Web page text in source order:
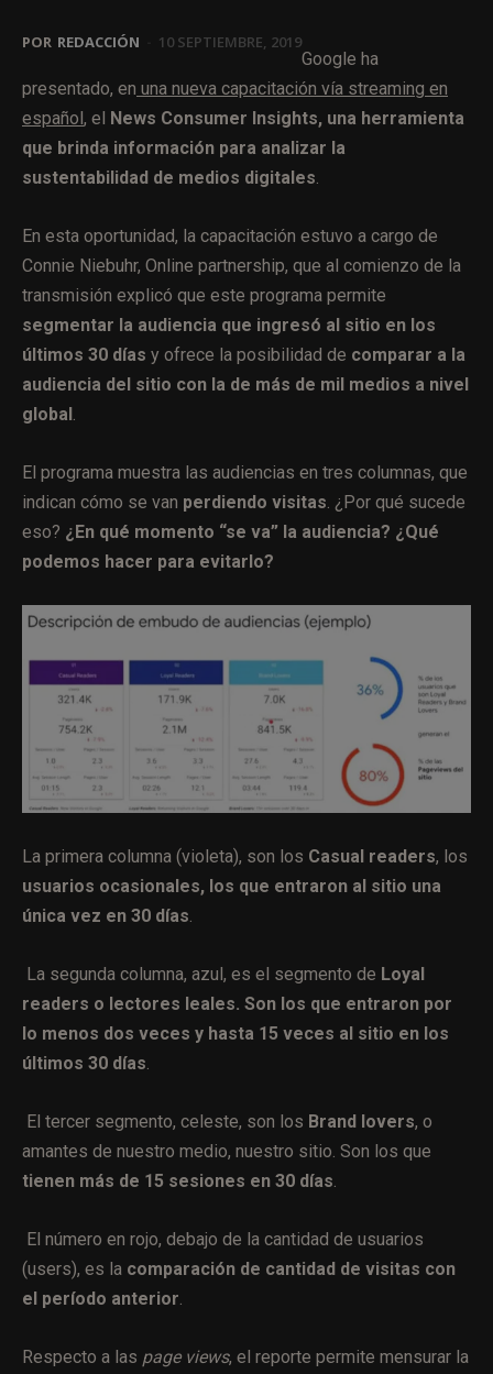
POR REDACCIÓN 10 SEPTIEMBRE, 2019
Google ha
presentado, en una nueva capacitación vía streaming en
español, el News Consumer Insights, una herramienta
que brinda información para analizar la
sustentabilidad de medios digitales
En esta oportunidad, la capacitación estuvo a cargo de
Connie Niebuhr, Online partnership, que al comienzo de la
transmisión explicó que este programa permite
segmentar la audiencia que ingresó al sitio en los
últimos 30 días y ofrece la posibilidad de comparar a la
audiencia del sitio con la de más de mil medios a nivel
global
El programa muestra las audiencias en tres columnas, que
indican cómo se van perdiendo visitas . ¿Por qué sucede
eso? ¿En qué momento “se va” la audiencia? ¿Qué
podemos hacer para evitarlo?
La primera columna (violeta), son los Casual readers, los
usuarios ocasionales, los que entraron al sitio una
única vez en 30 días
La segunda columna, azul, es el segmento de Loyal
readers o lectores leales. Son los que entraron por
lo menos dos veces y hasta 15 veces al sitio en los
últimos 30 días
El tercer segmento, celeste, son los Brand lovers, o
amantes de nuestro medio, nuestro sitio. Son los que
tienen más de 15 sesiones en 30 días
El número en rojo, debajo de la cantidad de usuarios
(users), es la comparación de cantidad de visitas con
el período anterior
Respecto a las page views, el reporte permite mensurar la